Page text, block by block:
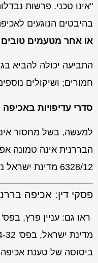
"אינו טכני. פרשות
בהיבטים הנוגעים
או אחר מטעמים טובים
התביעה יכולה להביא
חמורים; ושיקולים
סדרי עדיפויות
למעשה, בשל מחסור
הבררנית אינה טמונה
6328/12 מדינת ישראל
פסקי דין: אכיפה
ראו גם: עניין פרץ, בפס' 23, 32; ע"פ 4603/17
מדינת ישראל, בפס' 34-32 (16.1.2019) (להלן:
ביסוסה של טענת אכיפה